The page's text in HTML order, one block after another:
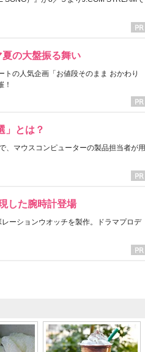
の大盤振る舞い
の人気企画「お値段そのまま おかわり
！
」とは？
、マウスコンピューターの製品担当者が用
した腕時計登場
ーションウオッチを製作。ドラマプロデ